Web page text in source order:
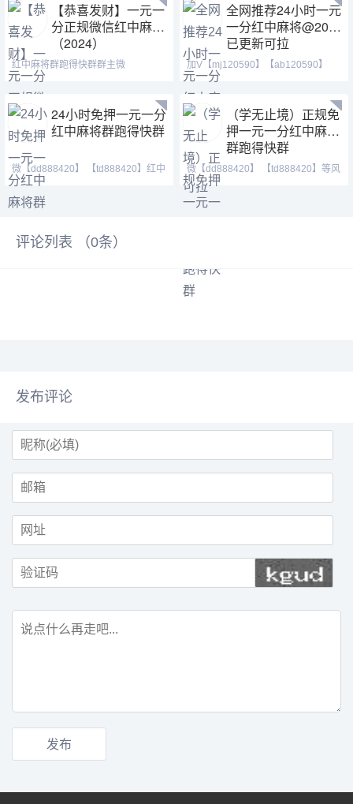
【恭喜发财】一元一
分正规微信红中麻将
（2024）
红中麻将群跑得快群群主微
（xh19008）（ xh29008）
【tj19008】
全网推荐24小时一元
一分红中麻将@2024
已更新可拉
加V【mj120590】【ab120590】
【tj525555】加不上微信
24小时免押一元一分
红中麻将群跑得快群
微【dd888420】 【td888420】红中
麻将 跑得快 全天24
（学无止境）正规免
押一元一分红中麻将
群跑得快群
微【dd888420】 【td888420】等风
也等你。喜欢打麻将
评论列表 （0条）
发布评论